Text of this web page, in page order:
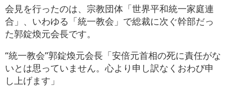
会見を行ったのは、宗教団体「世界平和統一家庭連
合」、いわゆる「統一教会」で総裁に次ぐ幹部だっ
た郭錠煥元会長です。
“統一教会”郭錠煥元会長「安倍元首相の死に責任がな
いとは思っていません。心より申し訳なくおわび申
し上げます」